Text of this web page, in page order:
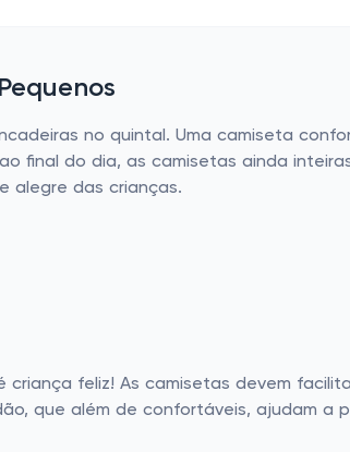
no quintal. Uma camiseta
final do dia, as camisetas ainda
alegre das crianças.
feliz! As camisetas devem
que além de confortáveis, ajudam a